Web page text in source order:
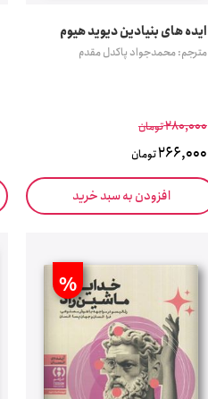
ایده های بنیادین دیوید هیوم
مترجم: محمدجواد پاکدل مقدم
280,000تومان
266,000تومان
افزودن به سبد خرید
%